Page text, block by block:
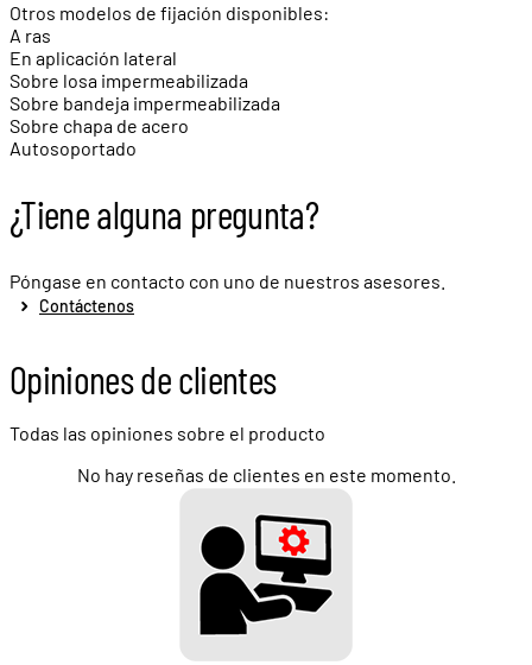
Otros modelos de fijación disponibles:
A ras
En aplicación lateral
Sobre losa impermeabilizada
Sobre bandeja impermeabilizada
Sobre chapa de acero
Autosoportado
¿Tiene alguna pregunta?
Póngase en contacto con uno de nuestros asesores.
Contáctenos
Opiniones de clientes
Todas las opiniones sobre el producto
No hay reseñas de clientes en este momento.